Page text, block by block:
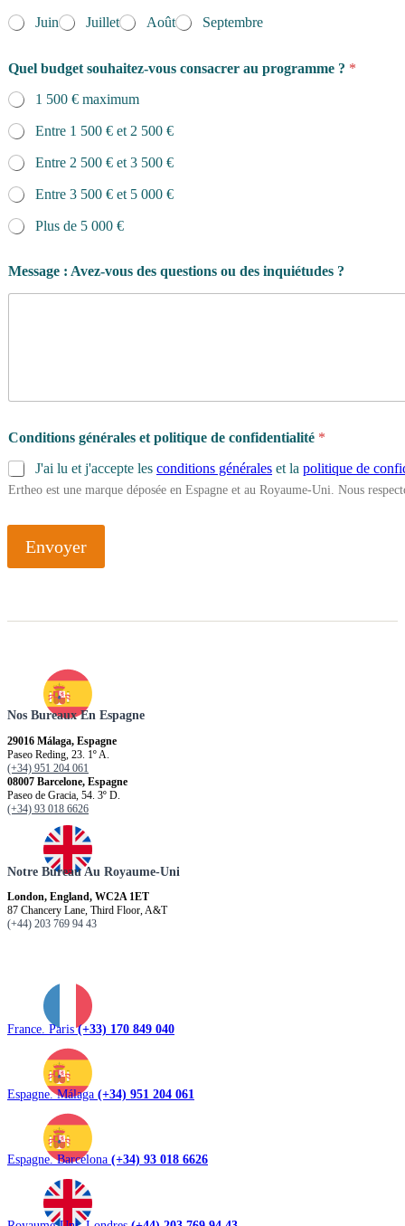
Juin
Juillet Août Septembre
Quel budget souhaitez-vous consacrer au programme ? *
1 500 € maximum
Entre 1 500 € et 2 500 €
Entre 2 500 € et 3 500 €
Entre 3 500 € et 5 000 €
Plus de 5 000 €
Message : Avez-vous des questions ou des inquiétudes ?
u
d
g
e
l
o
m
m
e
n
c
e
?
Conditions générales et politique de confidentialité *
J'ai lu et j'accepte les conditions générales et la politique de
Ertheo est une marque déposée en Espagne et au Royaume-Uni. Nous
Envoyer
Nos Bureaux En Espagne
29016 Málaga, Espagne
Paseo Reding, 23. 1º A.
(+34) 951 204 061
08007 Barcelone, Espagne
Paseo de Gracia, 54. 3º D.
(+34) 93 018 6626
Notre Bureau Au Royaume-Uni
London, England, WC2A 1ET
87 Chancery Lane, Third Floor, A&T
(+44) 203 769 94 43
France. Paris(+33) 170 849 040
Espagne. Málaga (+34) 951 204 061
Espagne. Barcelona (+34) 93 018 6626